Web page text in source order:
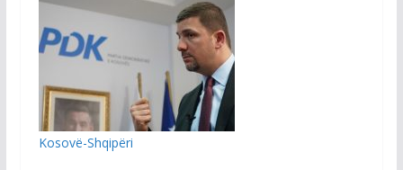
Kosovë-Shqipëri